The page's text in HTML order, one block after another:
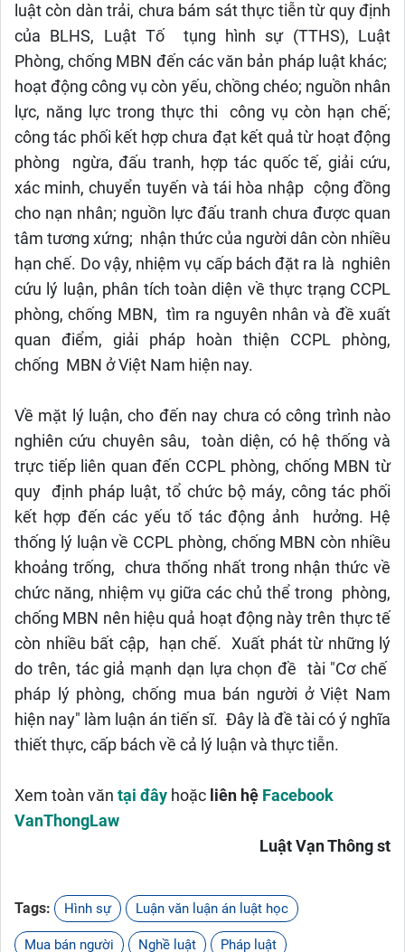
luật còn dàn trải, chưa bám sát thực tiễn từ quy định
của BLHS, Luật Tố tụng hình sự (TTHS), Luật
Phòng, chống MBN đến các văn bản pháp luật khác;
hoạt động công vụ còn yếu, chồng chéo; nguồn nhân
lực, năng lực trong thực thi công vụ còn hạn chế;
công tác phối kết hợp chưa đạt kết quả từ hoạt động
phòng ngừa, đấu tranh, hợp tác quốc tế, giải cứu,
xác minh, chuyển tuyến và tái hòa nhập cộng đồng
cho nạn nhân; nguồn lực đấu tranh chưa được quan
tâm tương xứng; nhận thức của người dân còn nhiều
hạn chế. Do vậy, nhiệm vụ cấp bách đặt ra là nghiên
cứu lý luận, phân tích toàn diện về thực trạng CCPL
phòng, chống MBN, tìm ra nguyên nhân và đề xuất
quan điểm, giải pháp hoàn thiện CCPL phòng,
chống MBN ở Việt Nam hiện nay.
Về mặt lý luận, cho đến nay chưa có công trình nào
nghiên cứu chuyên sâu, toàn diện, có hệ thống và
trực tiếp liên quan đến CCPL phòng, chống MBN từ
quy định pháp luật, tổ chức bộ máy, công tác phối
kết hợp đến các yếu tố tác động ảnh hưởng. Hệ
thống lý luận về CCPL phòng, chống MBN còn nhiều
khoảng trống, chưa thống nhất trong nhận thức về
chức năng, nhiệm vụ giữa các chủ thể trong phòng,
chống MBN nên hiệu quả hoạt động này trên thực tế
còn nhiều bất cập, hạn chế. Xuất phát từ những lý
do trên, tác giả mạnh dạn lựa chọn đề tài "Cơ chế
pháp lý phòng, chống mua bán người ở Việt Nam
hiện nay" làm luận án tiến sĩ. Đây là đề tài có ý nghĩa
thiết thực, cấp bách về cả lý luận và thực tiễn.
Xem toàn văn tại đây hoặc liên hệ Facebook
VanThongLaw
Luật Vạn Thông st
Tags: Hình sự Luận văn luận án luật học
Mua bán người Nghề luật Pháp luật